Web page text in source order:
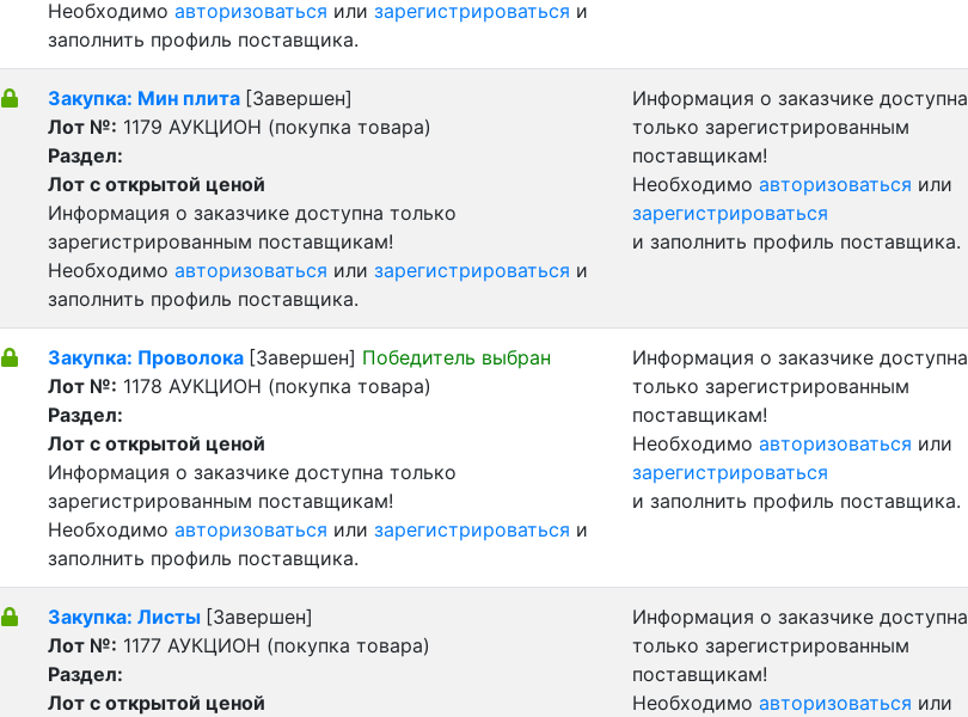
Необходимо авторизоваться или зарегистрироваться и
заполнить профиль поставщика.
Закупка: Мин плита [Завершен]
Лот №: 1179 АУКЦИОН (покупка товара)
Раздел:
Лот с открытой ценой
Информация о заказчике доступна только
зарегистрированным поставщикам!
Необходимо авторизоваться или зарегистрироваться и
заполнить профиль поставщика.
Информация о заказчике доступна
только зарегистрированным
поставщикам!
Необходимо авторизоваться или
зарегистрироваться
и заполнить профиль поставщика.
Закупка: Проволока [Завершен] Победитель выбран
Лот №: 1178 АУКЦИОН (покупка товара)
Раздел:
Лот с открытой ценой
Информация о заказчике доступна только
зарегистрированным поставщикам!
Необходимо авторизоваться или зарегистрироваться и
заполнить профиль поставщика.
Информация о заказчике доступна
только зарегистрированным
поставщикам!
Необходимо авторизоваться или
зарегистрироваться
и заполнить профиль поставщика.
Закупка: Листы [Завершен]
Лот №: 1177 АУКЦИОН (покупка товара)
Раздел:
Лот с открытой ценой
Информация о заказчике доступна
только зарегистрированным
поставщикам!
Необходимо авторизоваться или